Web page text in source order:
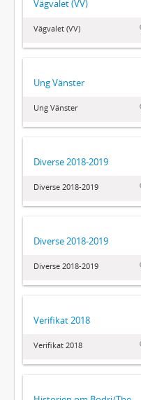
Vägvalet (VV)
Vägvalet (VV)
Ung Vänster
Ung Vänster
Diverse 2018-2019
Diverse 2018-2019
Diverse 2018-2019
Diverse 2018-2019
Verifikat 2018
Verifikat 2018